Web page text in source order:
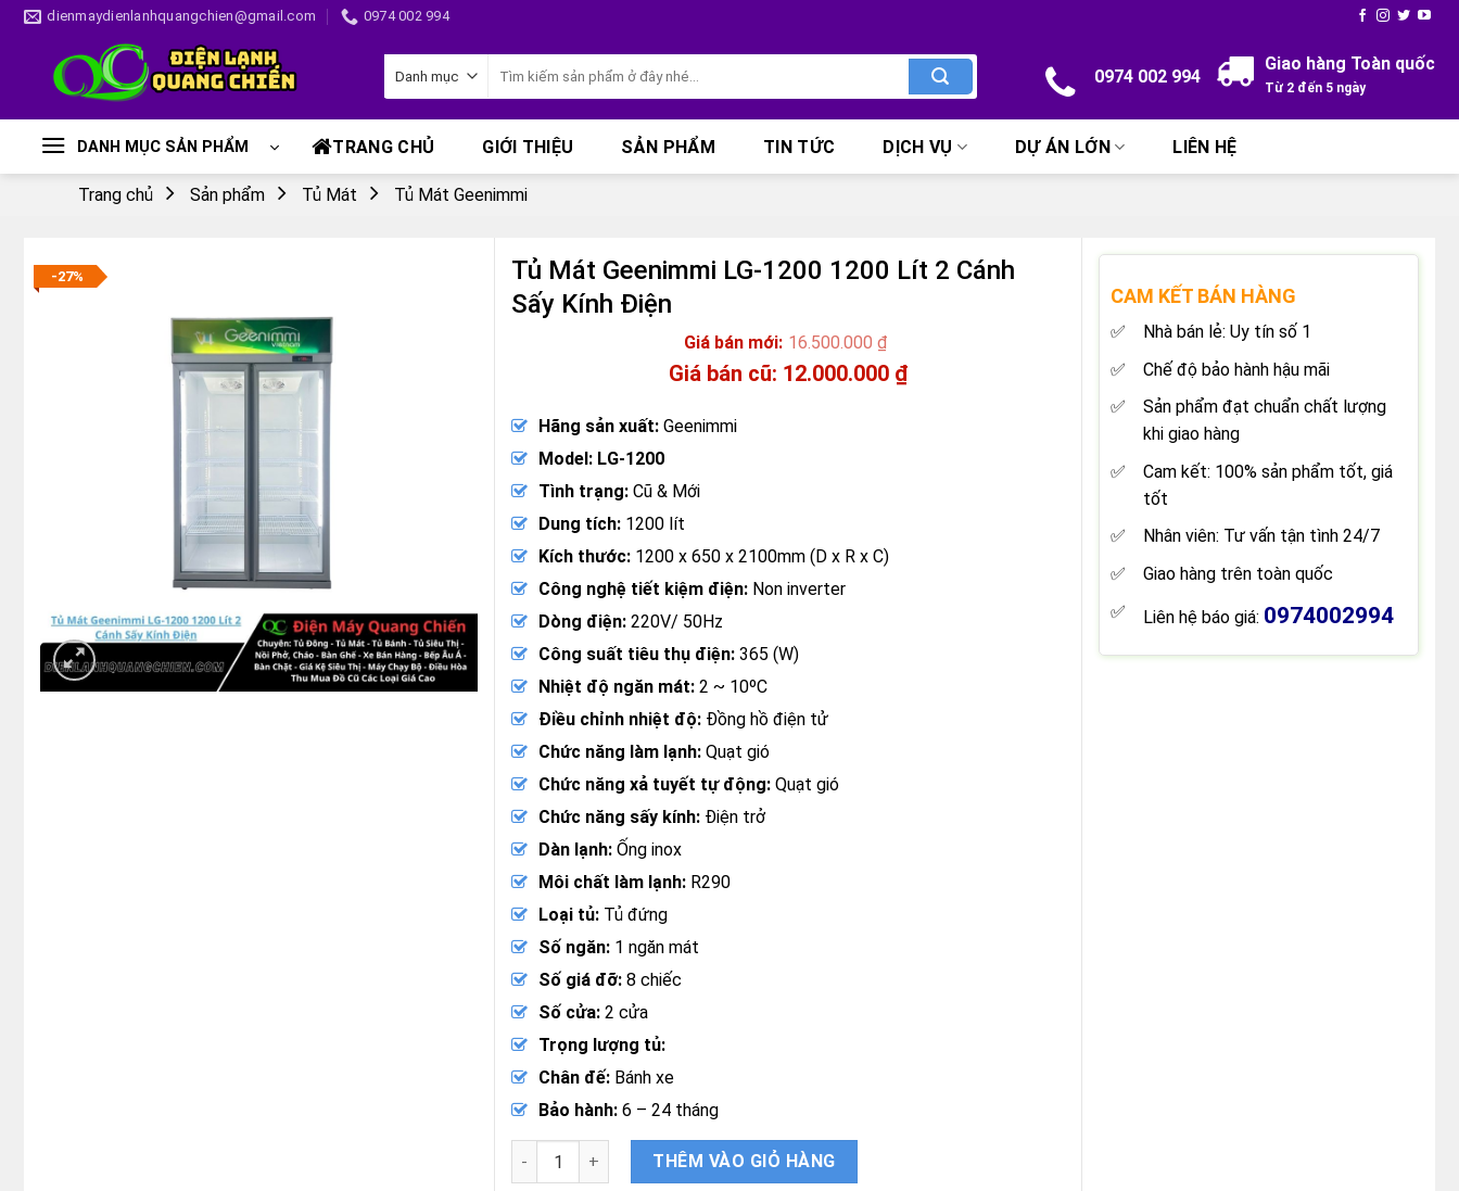
Skip
content
dienmaydienlanhquangchien@gmail.com 0974 002 994
kiếm:
0974 002 994
Giao hàng Toàn quốc
Từ 2 đến 5 ngày
DANH MỤC SẢN PHẨM TRANG CHỦ GIỚI THIỆU SẢN PHẨM TIN TỨC DỊCH VỤ DỰ ÁN LỚN LIÊN HỆ
Trang chủ Sản phẩm Tủ Mát Tủ Mát Geenimmi
-27%
Tủ Mát Geenimmi LG-1200 1200 Lít 2 Cánh
Sấy Kính Điện
16.500.000₫
Giá
12.000.000 ₫
Hãng sản xuất: Geenimmi
Model: LG-1200
Tình trạng: Cũ & Mới
Dung tích: 1200 lít
Kích thước: 1200 x 650 x 2100mm (D x R x C)
Công nghệ tiết kiệm điện: Non inverter
Dòng điện: 220V/ 50Hz
Công suất tiêu thụ điện: 365 (W)
Nhiệt độ ngăn mát: 2 ~ 10ºC
Điều chỉnh nhiệt độ: Đồng hồ điện tử
Chức năng làm lạnh: Quạt gió
Chức năng xả tuyết tự động: Quạt gió
Chức năng sấy kính: Điện trở
Dàn lạnh: Ống inox
Môi chất làm lạnh: R290
Loại tủ: Tủ đứng
Số ngăn: 1 ngăn mát
Số giá đỡ: 8 chiếc
Số cửa: 2 cửa
Trọng lượng tủ:
Chân đế: Bánh xe
Bảo hành: 6 – 24 tháng
Tủ Mát Geenimmi LG-1200 1200 Lít 2 Cánh Sấy Kính Điện số lượng
THÊM VÀO GIỎ HÀNG
CAM KẾT BÁN HÀNG
Nhà bán lẻ: Uy tín số 1
Chế độ bảo hành hậu mãi
Sản phẩm đạt chuẩn chất lượng
khi giao hàng
Cam kết: 100% sản phẩm tốt, giá
tốt
Nhân viên: Tư vấn tận tình 24/7
Giao hàng trên toàn quốc
Liên hệ báo giá: 0974002994